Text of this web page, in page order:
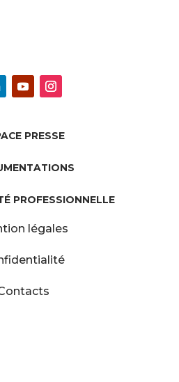
PRESSE
PROFESSIONNELLE
légales